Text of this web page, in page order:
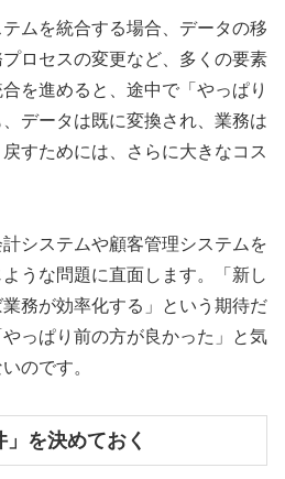
ムを統合する場合、データの移
ロセスの変更など、多くの要素
を進めると、途中で「やっぱり
データは既に変換され、業務は
すためには、さらに大きなコス
システムや顧客管理システムを
うな問題に直面します。「新し
務が効率化する」という期待だ
っぱり前の方が良かった」と気
のです。
を決めておく